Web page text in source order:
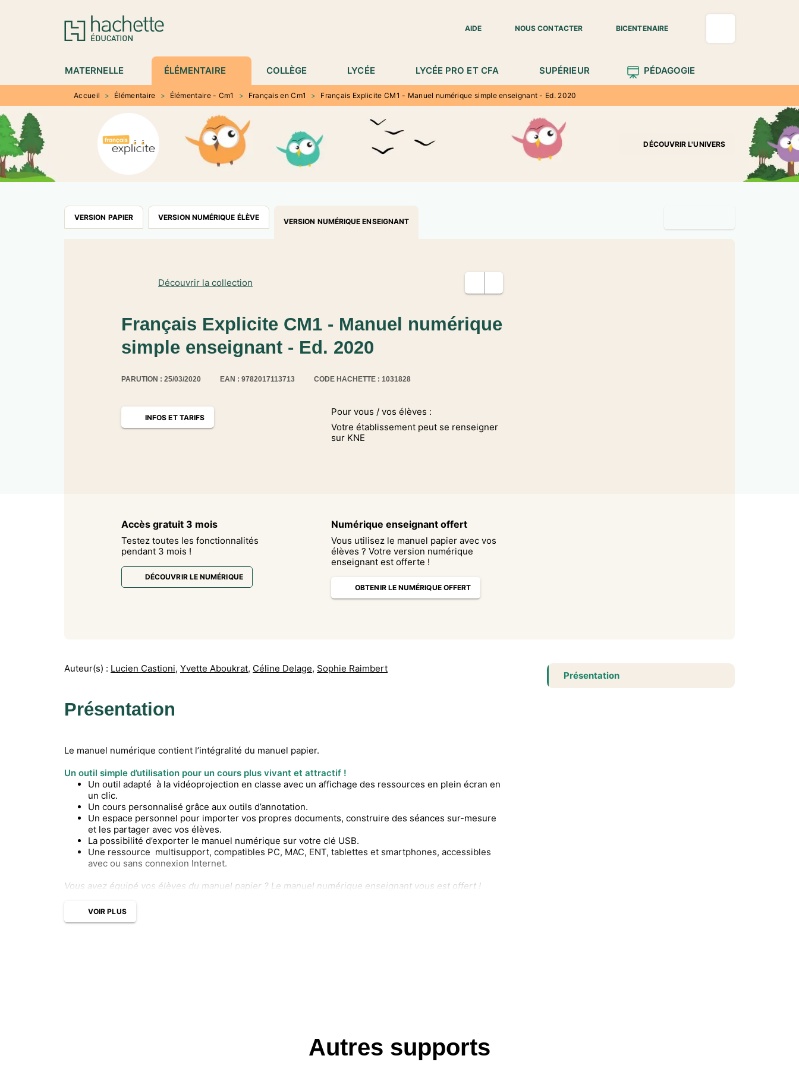
MENU RECHERCHE
AIDE
NOUS CONTACTER BICENTENAIRE
MATERNELLE ÉLÉMENTAIRE COLLÈGE LYCÉE LYCÉE PRO ET CFA SUPÉRIEUR PÉDAGOGIE
Accueil > Élémentaire > Élémentaire - Cm1 > Français en Cm1 > Français Explicite CM1 - Manuel numérique simple enseignant - Ed. 2020
DÉCOUVRIR L'UNIVERS
VERSION PAPIER VERSION NUMÉRIQUE ÉLÈVE VERSION NUMÉRIQUE ENSEIGNANT
Découvrir la collection
Français Explicite CM1 - Manuel numérique
simple enseignant - Ed. 2020
PARUTION : 25/03/2020 EAN : 9782017113713 CODE HACHETTE : 1031828
INFOS ET TARIFS
Pour vous / vos élèves :
Votre établissement peut se renseigner
sur KNE
Accès gratuit 3 mois
Testez toutes les fonctionnalités
pendant 3 mois !
DÉCOUVRIR LE NUMÉRIQUE
Numérique enseignant offert
Vous utilisez le manuel papier avec vos
élèves ? Votre version numérique
enseignant est offerte !
OBTENIR LE NUMÉRIQUE OFFERT
Auteur(s) : Lucien Castioni, Yvette Aboukrat, Céline Delage, Sophie Raimbert
Présentation
Le manuel numérique contient l’intégralité du manuel papier.
Un outil simple d’utilisation pour un cours plus vivant et attractif !
Un outil adapté à la vidéoprojection en classe avec un affichage des ressources en plein écran en
un clic.
Un cours personnalisé grâce aux outils d’annotation.
Un espace personnel pour importer vos propres documents, construire des séances sur-mesure
et les partager avec vos élèves.
La possibilité d’exporter le manuel numérique sur votre clé USB.
Une ressource multisupport, compatibles PC, MAC, ENT, tablettes et smartphones, accessibles
avec ou sans connexion Internet.
Vous avez équipé vos élèves du manuel papier ? Le manuel numérique enseignant vous est offert !
VOIR PLUS
Présentation
Autres supports